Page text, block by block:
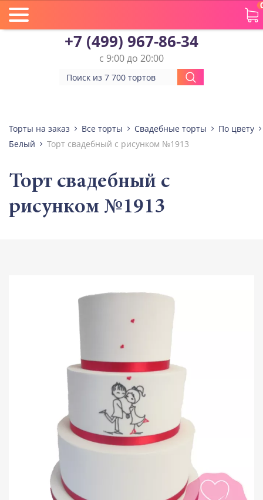
+7 (499) 967-86-34
с 9:00 до 20:00
Торты на заказ Все торты Свадебные торты
По цвету
Белый
Торт свадебный с рисунком №1913
Торт свадебный с
рисунком №1913